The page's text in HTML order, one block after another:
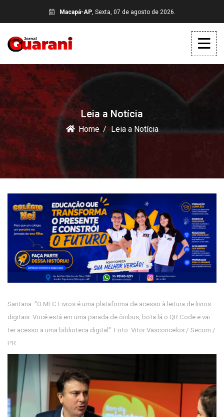
Macapá-AP, Sexta, 07 de agosto de 2026.
Leia a Notícia
Home Leia a Notícia
Santana: "O MEC Livros é uma plataforma de acesso à leitura de livros
digitais. Você está em uma parada de ônibus, bota lá o QR Code e vai
ter acesso a uma biblioteca digital". Foto: Vitor Vasconcelos / Secom /
PR